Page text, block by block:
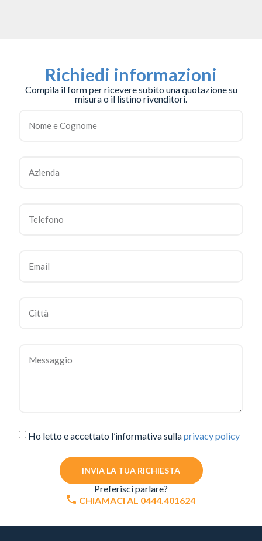
Richiedi informazioni
Compila il form per ricevere subito una quotazione su
misura o il listino rivenditori.
Ho letto e accettato l’informativa sullaprivacy policy
INVIA LA TUA RICHIESTA
Preferisci parlare?
CHIAMACI AL 0444.401624